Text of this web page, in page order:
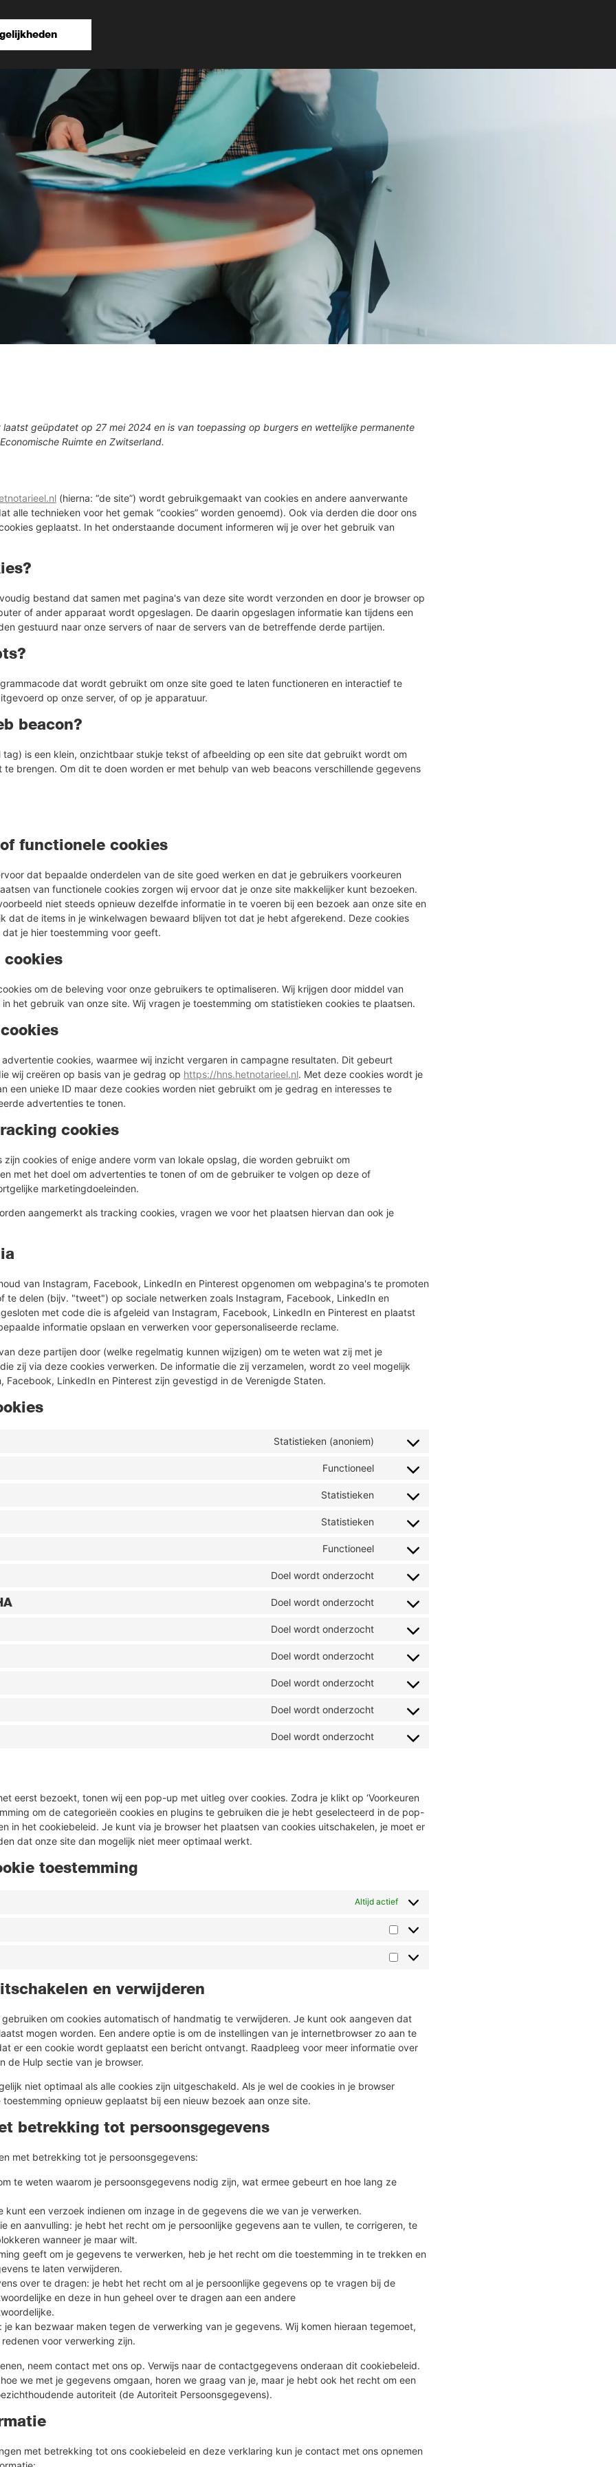
geüpdatet op 27 mei 2024 en is van toepassing op burgers en wettelijke permanente
Ruimte en Zwitserland.
(hierna: “de site”) wordt gebruikgemaakt van cookies en andere aanverwante
alle technieken voor het gemak “cookies” worden genoemd). Ook via derden die door ons
geplaatst. In het onderstaande document informeren wij je over het gebruik van
bestand dat samen met pagina's van deze site wordt verzonden en door je browser op
of ander apparaat wordt opgeslagen. De daarin opgeslagen informatie kan tijdens een
gestuurd naar onze servers of naar de servers van de betreffende derde partijen.
dat wordt gebruikt om onze site goed te laten functioneren en interactief te
op onze server, of op je apparatuur.
beacon?
tag) is een klein, onzichtbaar stukje tekst of afbeelding op een site dat gebruikt wordt om
te brengen. Om dit te doen worden er met behulp van web beacons verschillende gegevens
functionele cookies
dat bepaalde onderdelen van de site goed werken en dat je gebruikers voorkeuren
van functionele cookies zorgen wij ervoor dat je onze site makkelijker kunt bezoeken.
niet steeds opnieuw dezelfde informatie in te voeren bij een bezoek aan onze site en
dat de items in je winkelwagen bewaard blijven tot dat je hebt afgerekend. Deze cookies
je hier toestemming voor geeft.
om de beleving voor onze gebruikers te optimaliseren. Wij krijgen door middel van
het gebruik van onze site. Wij vragen je toestemming om statistieken cookies te plaatsen.
cookies, waarmee wij inzicht vergaren in campagne resultaten. Dit gebeurt
wij creëren op basis van je gedrag op https://hns.hetnotarieel.nl. Met deze cookies wordt je
een unieke ID maar deze cookies worden niet gebruikt om je gedrag en interesses te
advertenties te tonen.
cookies
cookies of enige andere vorm van lokale opslag, die worden gebruikt om
met het doel om advertenties te tonen of om de gebruiker te volgen op deze of
marketingdoeleinden.
aangemerkt als tracking cookies, vragen we voor het plaatsen hiervan dan ook je
van Instagram, Facebook, LinkedIn en Pinterest opgenomen om webpagina's te promoten
te delen (bijv. "tweet") op sociale netwerken zoals Instagram, Facebook, LinkedIn en
met code die is afgeleid van Instagram, Facebook, LinkedIn en Pinterest en plaatst
informatie opslaan en verwerken voor gepersonaliseerde reclame.
deze partijen door (welke regelmatig kunnen wijzigen) om te weten wat zij met je
zij via deze cookies verwerken. De informatie die zij verzamelen, wordt zo veel mogelijk
Facebook, LinkedIn en Pinterest zijn gevestigd in de Verenigde Staten.
Statistieken (anoniem)
Functioneel
Statistieken
Statistieken
Functioneel
Doel wordt onderzocht
Doel wordt onderzocht
Doel wordt onderzocht
Doel wordt onderzocht
Doel wordt onderzocht
Doel wordt onderzocht
Doel wordt onderzocht
eerst bezoekt, tonen wij een pop-up met uitleg over cookies. Zodra je klikt op ‘Voorkeuren
om de categorieën cookies en plugins te gebruiken die je hebt geselecteerd in de pop-
in het cookiebeleid. Je kunt via je browser het plaatsen van cookies uitschakelen, je moet er
dat onze site dan mogelijk niet meer optimaal werkt.
toestemming
Altijd actief
en verwijderen
om cookies automatisch of handmatig te verwijderen. Je kunt ook aangeven dat
mogen worden. Een andere optie is om de instellingen van je internetbrowser zo aan te
er een cookie wordt geplaatst een bericht ontvangt. Raadpleeg voor meer informatie over
de Hulp sectie van je browser.
niet optimaal als alle cookies zijn uitgeschakeld. Als je wel de cookies in je browser
opnieuw geplaatst bij een nieuw bezoek aan onze site.
betrekking tot persoonsgegevens
met betrekking tot je persoonsgegevens:
te weten waarom je persoonsgegevens nodig zijn, wat ermee gebeurt en hoe lang ze
kunt een verzoek indienen om inzage in de gegevens die we van je verwerken.
en aanvulling: je hebt het recht om je persoonlijke gegevens aan te vullen, te corrigeren, te
wanneer je maar wilt.
geeft om je gegevens te verwerken, heb je het recht om die toestemming in te trekken en
te laten verwijderen.
over te dragen: je hebt het recht om al je persoonlijke gegevens op te vragen bij de
en deze in hun geheel over te dragen aan een andere
je kan bezwaar maken tegen de verwerking van je gegevens. Wij komen hieraan tegemoet,
voor verwerking zijn.
neem contact met ons op. Verwijs naar de contactgegevens onderaan dit cookiebeleid.
we met je gegevens omgaan, horen we graag van je, maar je hebt ook het recht om een
autoriteit (de Autoriteit Persoonsgegevens).
met betrekking tot ons cookiebeleid en deze verklaring kun je contact met ons opnemen